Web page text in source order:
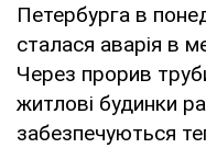
Петербурга в
сталася аварія в
Через прорив
житлові будинки
забезпечуються